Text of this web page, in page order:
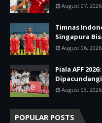
August 07, 2026
Timnas
Singapura
August 06, 2026
Piala AFF
August 03, 2026
POPULAR POSTS